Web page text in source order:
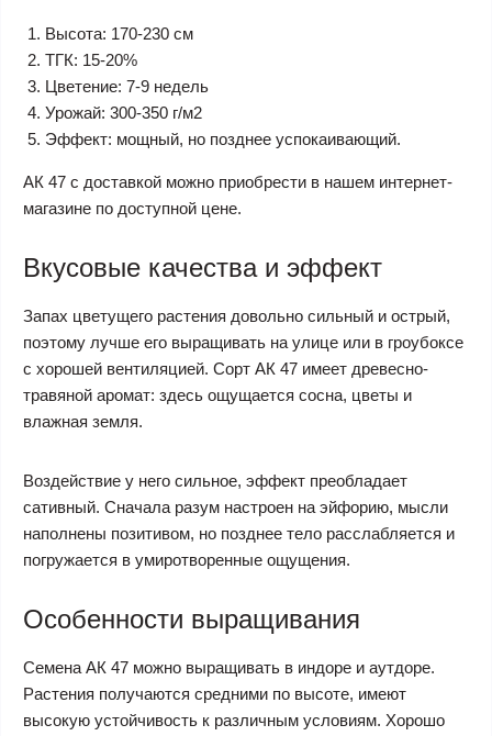
Высота: 170-230 см
ТГК: 15-20%
Цветение: 7-9 недель
Урожай: 300-350 г/м2
Эффект: мощный, но позднее успокаивающий.
АК 47 с доставкой можно приобрести в нашем интернет-
магазине по доступной цене.
Вкусовые качества и эффект
Запах цветущего растения довольно сильный и острый,
поэтому лучше его выращивать на улице или в гроубоксе
с хорошей вентиляцией. Сорт АК 47 имеет древесно-
травяной аромат: здесь ощущается сосна, цветы и
влажная земля.
Воздействие у него сильное, эффект преобладает
сативный. Сначала разум настроен на эйфорию, мысли
наполнены позитивом, но позднее тело расслабляется и
погружается в умиротворенные ощущения.
Особенности выращивания
Семена АК 47 можно выращивать в индоре и аутдоре.
Растения получаются средними по высоте, имеют
высокую устойчивость к различным условиям. Хорошо